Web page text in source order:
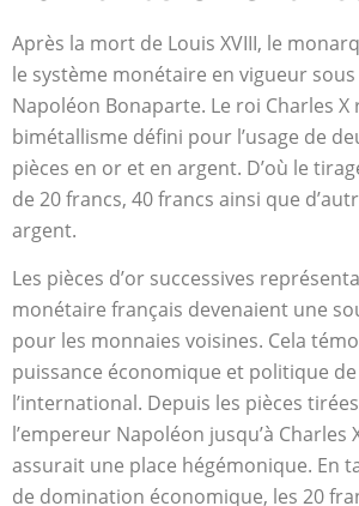
Après la mort de Louis XVIII, le
le système monétaire en vigueur sous
Napoléon Bonaparte. Le roi Charles X
bimétallisme défini pour l’usage de
pièces en or et en argent. D’où le
de 20 francs, 40 francs ainsi que
argent.
Les pièces d’or successives
monétaire français devenaient une
pour les monnaies voisines. Cela
puissance économique et politique de
l’international. Depuis les pièces
l’empereur Napoléon jusqu’à Charles
assurait une place hégémonique. En
de domination économique, les 20